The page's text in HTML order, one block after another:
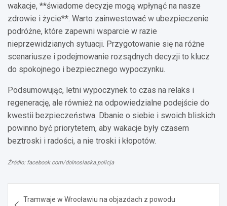
wakacje, **świadome decyzje mogą wpłynąć na nasze
zdrowie i życie**. Warto zainwestować w ubezpieczenie
podróżne, które zapewni wsparcie w razie
nieprzewidzianych sytuacji. Przygotowanie się na różne
scenariusze i podejmowanie rozsądnych decyzji to klucz
do spokojnego i bezpiecznego wypoczynku.
Podsumowując, letni wypoczynek to czas na relaks i
regenerację, ale również na odpowiedzialne podejście do
kwestii bezpieczeństwa. Dbanie o siebie i swoich bliskich
powinno być priorytetem, aby wakacje były czasem
beztroski i radości, a nie troski i kłopotów.
Źródło: facebook.com/dolnoslaska.policja
Tramwaje w Wrocławiu na objazdach z powodu